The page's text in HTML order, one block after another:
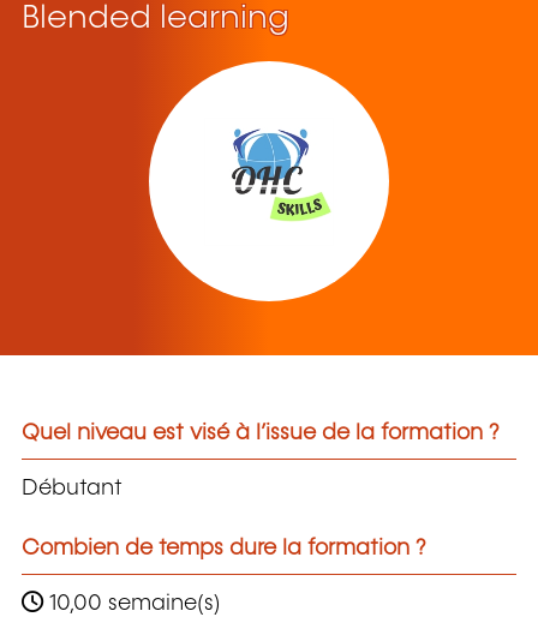
Blended learning
Quel niveau est visé à l’issue de la formation ?
Débutant
Combien de temps dure la formation ?
10,00 semaine(s)